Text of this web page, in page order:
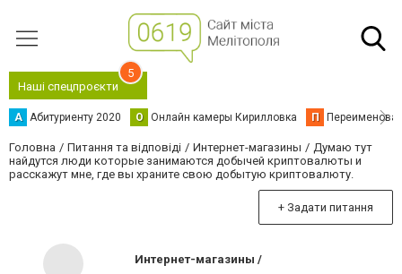
Наші спецпроєкти
5
А Абитуриенту 2020 О Онлайн камеры Кирилловка П
Головна Питання та відповіді Интернет-магазины
Думаю тут
найдутся люди которые занимаются добычей криптовалюты и
расскажут мне, где вы храните свою добытую криптовалюту.
+ Задати питання
Интернет-магазины /